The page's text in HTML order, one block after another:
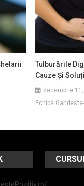
Tulburările
Cauze Și
decembrie
Echipa